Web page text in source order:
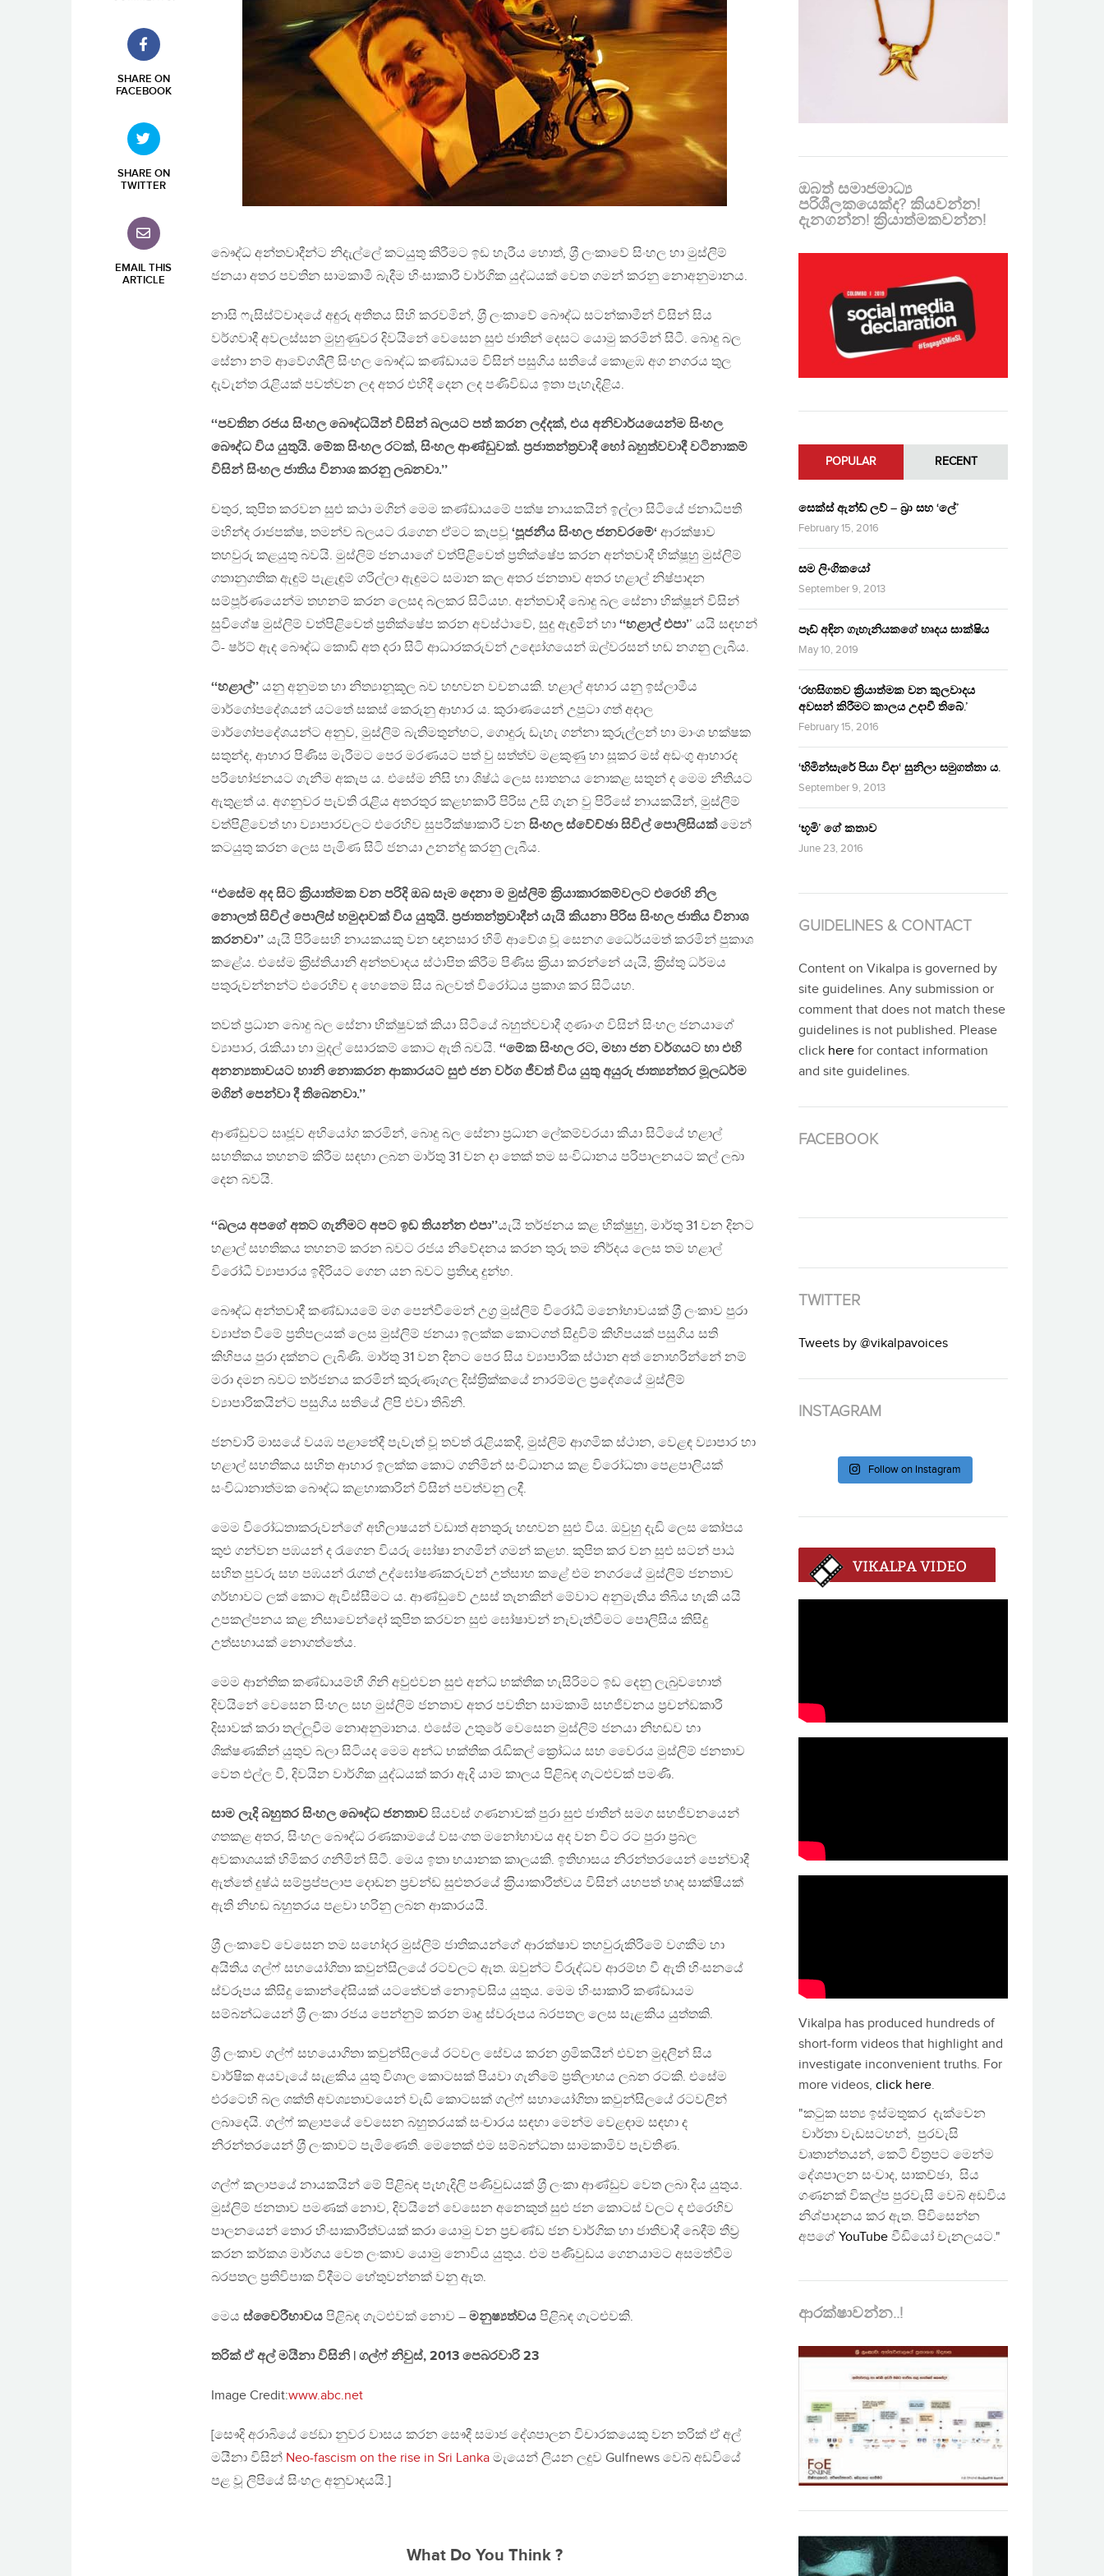
SHARE ON
FACEBOOK
SHARE ON
TWITTER
EMAIL THIS
ARTICLE
බෞද්ධ අන්තවාදීන්ට නිදැල්ලේ කටයුතු කිරීමට ඉඩ හැරීය හොත්, ශ‍්‍රී ලංකාවේ සිංහල හා මුස්ලිම්
ජනයා අතර පවතින සාමකාමී බැදීම හිංසාකාරී වාර්ගික යුද්ධයක් වෙත ගමන් කරනු නොඅනුමානය.
නාසි ෆැසිස්ට්වාදයේ අඳුරු අතීතය සිහි කරවමින්, ශ‍්‍රී ලංකාවේ බෞද්ධ සටන්කාමීන් විසින් සිය
වර්ගවාදී අවලස්සන මුහුණුවර දිවයිනේ වෙසෙන සුළු ජාතින් දෙසට යොමු කරමින් සිටී. බොදු බල
සේනා නම් ආවේගශීලී සිංහල බෞද්ධ කණ්ඩායම විසින් පසුගිය සතියේ කොළඹ අග නගරය තුල
දැවැන්ත රැළියක් පවත්වන ලද අතර එහිදී දෙන ලද පණිවිඩය ඉතා පැහැදිළිය.
‘‘පවතින රජය සිංහල බෞද්ධයින් විසින් බලයට පත් කරන ලද්දක්, එය අනිවාර්යයෙන්ම සිංහල
බෞද්ධ විය යුතුයි. මේක සිංහල රටක්, සිංහල ආණ්ඩුවක්. ප‍්‍රජාතන්ත‍්‍රවාදී හෝ බහුත්වවාදී වටිනාකම්
විසින් සිංහල ජාතිය විනාශ කරනු ලබනවා.’’
චතුර, කුපිත කරවන සුළු කථා මගින් මෙම කණ්ඩායමේ පක්ෂ නායකයින් ඉල්ලා සිටියේ ජනාධිපති
මහින්ද රාජපක්ෂ, තමන්ව බලයට රැගෙන ඒමට කැපවූ ‘පූජනීය සිංහල ජනවරමේ‘ ආරක්ෂාව
තහවුරු කළයුතු බවයි. මුස්ලිම් ජනයාගේ වත්පිළිවෙත් ප‍්‍රතික්ෂේප කරන අන්තවාදී භික්ෂූහු මුස්ලිම්
ගතානුගතික ඇඳුම් පැළැඳුම් ගරිල්ලා ඇඳුමට සමාන කල අතර ජනතාව අතර හළාල් නිෂ්පාදන
සම්පූර්ණයෙන්ම තහනම් කරන ලෙසද බලකර සිටියහ. අන්තවාදී බොදු බල සේනා හික්ෂූන් විසින්
සුවිශේෂ මුස්ලිම් වත්පිළිවෙත් ප‍්‍රතික්ෂේප කරන අවස්ථාවේ, සුදු ඇඳුමින් හා ‘‘හළාල් එපා’’ යයි සඳහන්
ටි- ෂර්ට් ඇද බෞද්ධ කොඩි අත දරා සිටි ආධාරකරුවන් උද්‍යෝගයෙන් ඔල්වරසන් හඬ නගනු ලැබීය.
‘‘හළාල්’’ යනු අනුමත හා නිත්‍යානූකූල බව හඟවන වචනයකි. හළාල් අහාර යනු ඉස්ලාමීය
මාර්ගෝපදේශයන් යටතේ සකස් කෙරුනු ආහාර ය. කුරාණයෙන් උපුටා ගත් අදාල
මාර්ගෝපදේශයන්ට අනුව, මුස්ලිම් බැතිමතුන්හට, ගොදුරු ඩැහැ ගන්නා කුරුල්ලන් හා මාංශ භක්ෂක
සතුන්ද, ආහාර පිණිස මැරීමට පෙර මරණයට පත් වු සත්ත්ව මළකුණු හා සූකර මස් අඩංගු ආහාරද
පරිභෝජනයට ගැනීම අකැප ය. එසේම නිසි හා ශිෂ්ඨ ලෙස ඝාතනය නොකළ සතුන් ද මෙම නීතියට
ඇතුළත් ය. අගනුවර පැවති රැළිය අතරතුර කළහකාරී පිරිස උසි ගැන වු පිරිසේ නායකයින්, මුස්ලිම්
වත්පිළිවෙත් හා ව්‍යාපාරවලට එරෙහිව සුපරීක්ෂාකාරී වන සිංහල ස්වේච්ඡා සිවිල් පොලිසියක්මෙන්
කටයුතු කරන ලෙස පැමිණ සිටි ජනයා උනන්දු කරනු ලැබීය.
‘‘එසේම අද සිට ක‍්‍රියාත්මක වන පරිදි ඔබ සෑම දෙනා ම මුස්ලිම් ක‍්‍රියාකාරකම්වලට එරෙහි නිල
නොලත් සිවිල් පොලිස් හමුදාවක් විය යුතුයි. ප‍්‍රජාතන්ත‍්‍රවාදීන් යැයි කියනා පිරිස සිංහල ජාතිය විනාශ
කරනවා’’ යැයි පිරිසෙහි නායකයකු වන ඥානසාර හිමි ආවේශ වූ සෙනග ධෛර්යමත් කරමින් පුකාශ
කළේය. එසේම ක‍්‍රිස්තියානි අන්තවාදය ස්ථාපිත කිරීම පිණිස ක‍්‍රියා කරන්නේ යැයි, ක‍්‍රිස්තු ධර්මය
පතුරුවන්නන්ට එරෙහිව ද හෙතෙම සිය බලවත් විරෝධය ප‍්‍රකාශ කර සිටියහ.
තවත් ප‍්‍රධාන බොදු බල සේනා භික්ෂුවක් කියා සිටියේ බහුත්වවාදී ගුණාංග විසින් සිංහල ජනයාගේ
ව්‍යාපාර, රැකියා හා මුදල් සොරකම් කොට ඇති බවයි. ‘‘මේක සිංහල රට, මහා ජන වර්ගයට හා එහි
අනන්‍යතාවයට හානි නොකරන ආකාරයට සුළු ජන වර්ග ජීවත් විය යුතු අයුරු ජාත්‍යන්තර මූලධර්ම
මගින් පෙන්වා දී තිබෙනවා.’’
ආණ්ඩුවට සෘජූව අභියෝග කරමින්, බොදු බල සේනා ප‍්‍රධාන ලේකම්වරයා කියා සිටියේ හළාල්
සහතිකය තහනම් කිරීම සඳහා ලබන මාර්තු 31 වන දා තෙක් තම සංවිධානය පරිපාලනයට කල් ලබා
දෙන බවයි.
‘‘බලය අපගේ අතට ගැනීමට අපට ඉඩ තියන්න එපා’’යැයි තර්ජනය කළ භික්ෂුහු, මාර්තු 31 වන දිනට
හළාල් සහතිකය තහනම් කරන බවට රජය නිවේදනය කරන තුරු තම නිර්දය ලෙස තම හළාල්
විරෝධී ව්‍යාපාරය ඉදිරියට ගෙන යන බවට ප‍්‍රතිඥා දුන්හ.
බෞද්ධ අන්තවාදී කණ්ඩායමේ මග පෙන්වීමෙන් උග‍්‍ර මුස්ලිම් විරෝධී මනෝභාවයක් ශ‍්‍රී ලංකාව පුරා
ව්‍යාප්ත වීමේ ප‍්‍රතිපලයක් ලෙස මුස්ලිම් ජනයා ඉලක්ක කොටගත් සිදුවිම් කිහිපයක් පසුගිය සති
කිහිපය පුරා දක්නට ලැබිණි. මාර්තු 31 වන දිනට පෙර සිය ව්‍යාපාරික ස්ථාන අත් නොහරින්නේ නම්
මරා දමන බවට තර්ජනය කරමින් කුරුණෑගල දිස්ත‍්‍රික්කයේ නාරම්මල ප‍්‍රදේශයේ මුස්ලිම්
ව්‍යාපාරිකයින්ට පසුගිය සතියේ ලිපි එවා තිබිනි.
ජනවාරි මාසයේ වයඹ පළාතේදී පැවැත් වූ තවත් රැළියකදී, මුස්ලිම් ආගමික ස්ථාන, වෙළඳ ව්‍යාපාර හා
හළාල් සහතිකය සහිත ආහාර ඉලක්ක කොට ගනිමින් සංවිධානය කළ විරෝධතා පෙළපාලියක්
සංවිධානාත්මක බෞද්ධ කළහාකාරින් විසින් පවත්වනු ලදී.
මෙම විරෝධතාකරුවන්ගේ අභිලාෂයන් වඩාත් අනතුරු හඟවන සුළු විය. ඔවුහු දැඩි ලෙස කෝපය
කුළු ගන්වන පඹයන් ද රැගෙන වියරු ඝෝෂා නගමින් ගමන් කළහ. කුපිත කර වන සුළු සටන් පාඨ
සහිත පුවරු සහ පඹයන් රැගත් උද්ඝෝෂණකරුවන් උත්සාහ කළේ එම නගරයේ මුස්ලිම් ජනතාව
ගර්භාවට ලක් කොට ඇවිස්සීමට ය. ආණ්ඩුවේ උසස් තැනකින් මේවාට අනුමැතිය තිබිය හැකි යයි
උපකල්පනය කළ නිසාවෙන්දෝ කුපිත කරවන සුළු ඝෝෂාවන් නැවැත්වීමට පොලිසිය කිසිදු
උත්සහායක් නොගත්තේය.
මෙම ආන්තික කණ්ඩායම්හී ගිනි අවුළුවන සුළු අන්ධ භක්තික හැසිරිමට ඉඩ දෙනු ලැබුවහොත්
දිවයිනේ වෙසෙන සිංහල සහ මුස්ලිම් ජනතාව අතර පවතින සාමකාමි සහජිවනය ප‍්‍රචන්ඩකාරී
දිසාවක් කරා තල්ලූවීම නොඅනුමානය. එසේම උතුරේ වෙසෙන මුස්ලිම් ජනයා නිහඬව හා
ශික්ෂණකින් යුතුව බලා සිටියද මෙම අන්ධ භක්තික රැඩිකල් ක්‍රෝධය සහ වෛරය මුස්ලිම් ජනතාව
වෙත එල්ල වී, දිවයින වාර්ගික යුද්ධයක් කරා ඇදි යාම කාලය පිළිබඳ ගැටළුවක් පමණි.
සාම ලැදි බහුතර සිංහල බෞද්ධ ජනතාව සියවස් ගණනාවක් පුරා සුළු ජාතීන් සමග සහජීවනයෙන්
ගතකළ අතර, සිංහල බෞද්ධ රණකාමයේ වසංගත මනෝභාවය අද වන විට රට පුරා ප‍්‍රබල
අවකාශයක් හිමිකර ගනිමින් සිටී. මෙය ඉතා භයානක කාලයකි. ඉතිහාසය නිරන්තරයෙන් පෙන්වාදී
ඇත්තේ දුෂ්ඨ සම්ප‍්‍රප්පලාප දොඩන ප‍්‍රචන්ඩ සුළුතරයේ ක‍්‍රියාකාරීත්වය විසින් යහපත් හෘද සාක්ෂියක්
ඇති නිහඬ බහුතරය පළවා හරිනු ලබන ආකාරයයි.
ශ‍්‍රී ලංකාවේ වෙසෙන තම සහෝදර මුස්ලිම් ජාතිකයන්ගේ ආරක්ෂාව තහවුරුකිරිමේ වගකීම හා
අයිතිය ගල්ෆ් සහයෝගිතා කවුන්සිලයේ රටවලට ඇත. ඔවුන්ට විරුද්ධව ආරම්භ වී ඇති හිංසනයේ
ස්වරූපය කිසිදු කොන්දේසියක් යටතේවත් නොඉවසිය යුතුය. මෙම හිංසාකාරි කණ්ඩායම
සම්බන්ධයෙන් ශ‍්‍රී ලංකා රජය පෙන්නුම් කරන මෘදු ස්වරූපය බරපතල ලෙස සැළකිය යුත්තකි.
ශ‍්‍රී ලංකාව ගල්ෆ් සහයොගිතා කවුන්සිලයේ රටවල සේවය කරන ශ්‍රමිකයින් එවන මුදලින් සිය
වාර්ෂික අයවැයේ සැළකිය යුතු විශාල කොටසක් පියවා ගැනිමේ ප‍්‍රතිලාභය ලබන රටකි. එසේම
එරටෙහි බල ශක්ති අවශ්‍යතාවයෙන් වැඩි කොටසක් ගල්ෆ් සහායෝගිතා කවුන්සිලයේ රටවලින්
ලබාදෙයි. ගල්ෆ් කළාපයේ වෙසෙන බහුතරයක් සංචාරය සඳහා මෙන්ම වෙළඳාම සඳහා ද
නිරන්තරයෙන් ශ‍්‍රී ලංකාවට පැමිණෙති. මෙතෙක් එම සම්බන්ධතා සාමකාමිව පැවතිණ.
ගල්ෆ් කලාපයේ නායකයින් මේ පිළිබඳ පැහැදිලි පණිවුඩයක් ශ‍්‍රී ලංකා ආණ්ඩුව වෙත ලබා දිය යුතුය.
මුස්ලිම් ජනතාව පමණක් නොව, දිවයිනේ වෙසෙන අනෙකුත් සුළු ජන කොටස් වලට ද එරෙහිව
පාලනයෙන් තොර හිංසාකාරීත්වයක් කරා යොමු වන ප‍්‍රචණ්ඩ ජන වාර්ගික හා ජාතිවාදී බෙදීම් තීව‍්‍ර
කරන කර්කශ මාර්ගය වෙත ලංකාව යොමු නොවිය යුතුය. එම පණිවුඩය ගෙනයාමට අසමත්වීම
බරපතල ප‍්‍රතිවිපාක විදීමට හේතුවන්නක් වනු ඇත.
මෙය ස්වෛරීභාවය පිළිබඳ ගැටළුවක් නොව – මනුෂ්‍යත්වය පිළිබඳ ගැටළුවකි.
තරික් ඒ අල් මයීනා විසිනි | ගල්ෆ් නිවුස්, 2013 පෙබරවාරි 23
Image Credit:www.abc.net
[සෞදි අරාබියේ ජෙඩා නුවර වාසය කරන සෞදී සමාජ දේශපාලන විචාරකයෙකු වන තරික් ඒ අල්
මයීනා විසින් Neo-fascism on the rise in Sri Lanka මැයෙන් ලියන ලදුව Gulfnews වෙබ් අඩවියේ
පළ වූ ලිපියේ සිංහල අනුවාදයයි.]
What Do You Think ?
ඔබත් සමාජමාධ්‍ය
පරිශීලකයෙක්ද? කියවන්න!
දැනගන්න! ක්‍රියාත්මකවන්න!
POPULAR RECENT
සෙක්ස් ඇන්ඩ් ලව් – බ්‍රා සහ ‘ලේ’
February 15, 2016
සම ලිංගිකයෝ
September 9, 2013
පෑඩ් අඳින ගැහැනියකගේ හෘදය සාක්ෂිය
May 10, 2019
‘රහසිගතව ක්‍රියාත්මක වන කුලවාදය
අවසන් කිරීමට කාලය උදාවී තිබේ.’
February 15, 2016
‘හිමින්සැරේ පියා විදා‘ සුනිලා සමුගත්තා ය.
September 9, 2013
‘භූමි’ ගේ කතාව
June 23, 2016
GUIDELINES & CONTACT
Content on Vikalpa is governed by
site guidelines. Any submission or
comment that does not match these
guidelines is not published. Please
click here for contact information
and site guidelines.
FACEBOOK
TWITTER
Tweets by @vikalpavoices
INSTAGRAM
Follow on Instagram
Vikalpa has produced hundreds of
short-form videos that highlight and
investigate inconvenient truths. For
more videos, click here.
"කටුක සත්‍ය ඉස්මතුකර දැක්වෙන
වාර්තා වැඩසටහන්, පුරවැසි
වෘතාන්තයන්, කෙටි චිත්‍රපට මෙන්ම
දේශපාලන සංවාද, සාකච්ඡා, සිය
ගණනක් විකල්ප පුරවැසි වෙබ් අඩවිය
නිශ්පාදනය කර ඇත. පිවිසෙන්න
අපගේ YouTube වීඩියෝ චැනලයට."
ආරක්ෂාවන්න..!